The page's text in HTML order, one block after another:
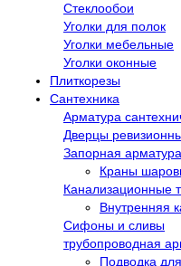
Стеклообои
Уголки для полок
Уголки мебельные
Уголки оконные
Плиткорезы
Сантехника
Арматура
Дверцы
Запорная арматура
Краны
Канализационные
Внутренняя
Сифоны и сливы
трубопроводная
Подводка